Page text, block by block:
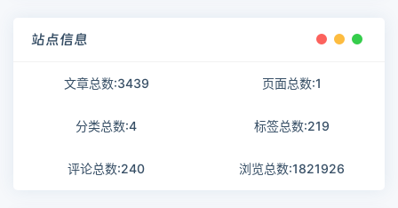
站点信息
文章总数:3439 页面总数:1
分类总数:4 标签总数:219
评论总数:240 浏览总数:1821926